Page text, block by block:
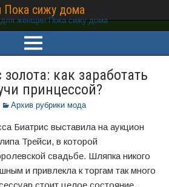
сижу дома
как заработать
принцессой?
Архив рубрики мода
Биатрис выставила на аукцион
Трейси, в которой
свадьбе. Шляпка никого
и привлекла к торгам так много
стоит целое состояние.